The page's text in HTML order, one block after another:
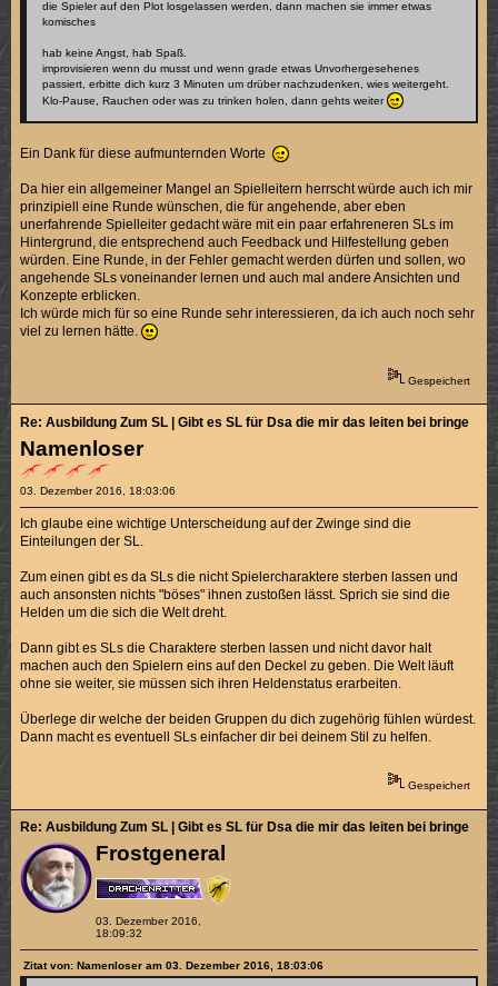
die Spieler auf den Plot losgelassen werden, dann machen sie immer etwas
komisches
hab keine Angst, hab Spaß.
improvisieren wenn du musst und wenn grade etwas Unvorhergesehenes
passiert, erbitte dich kurz 3 Minuten um drüber nachzudenken, wies weitergeht.
Klo-Pause, Rauchen oder was zu trinken holen, dann gehts weiter
Ein Dank für diese aufmunternden Worte
Da hier ein allgemeiner Mangel an Spielleitern herrscht würde auch ich mir
prinzipiell eine Runde wünschen, die für angehende, aber eben
unerfahrende Spielleiter gedacht wäre mit ein paar erfahreneren SLs im
Hintergrund, die entsprechend auch Feedback und Hilfestellung geben
würden. Eine Runde, in der Fehler gemacht werden dürfen und sollen, wo
angehende SLs voneinander lernen und auch mal andere Ansichten und
Konzepte erblicken.
Ich würde mich für so eine Runde sehr interessieren, da ich auch noch sehr
viel zu lernen hätte.
Gespeichert
Namenloser
03. Dezember 2016, 18:03:06
Re: Ausbildung Zum SL | Gibt es SL für Dsa die mir das leiten bei bringen
Ich glaube eine wichtige Unterscheidung auf der Zwinge sind die
Einteilungen der SL.
Zum einen gibt es da SLs die nicht Spielercharaktere sterben lassen und
auch ansonsten nichts "böses" ihnen zustoßen lässt. Sprich sie sind die
Helden um die sich die Welt dreht.
Dann gibt es SLs die Charaktere sterben lassen und nicht davor halt
machen auch den Spielern eins auf den Deckel zu geben. Die Welt läuft
ohne sie weiter, sie müssen sich ihren Heldenstatus erarbeiten.
Überlege dir welche der beiden Gruppen du dich zugehörig fühlen würdest.
Dann macht es eventuell SLs einfacher dir bei deinem Stil zu helfen.
Gespeichert
Frostgeneral
03. Dezember 2016,
18:09:32
Re: Ausbildung Zum SL | Gibt es SL für Dsa die mir das leiten bei bringen
Zitat von: Namenloser am 03. Dezember 2016, 18:03:06